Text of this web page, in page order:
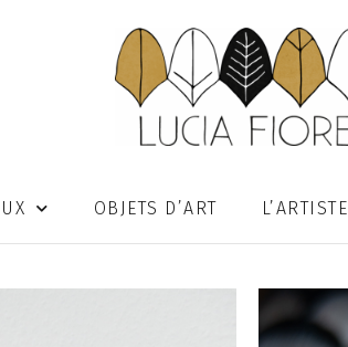
OBJETS D’ART L’ARTISTE